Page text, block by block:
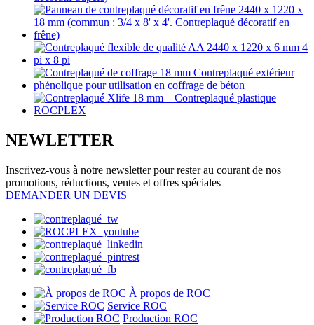
NEWLETTER
Inscrivez-vous à notre newsletter pour rester au courant de nos
promotions, réductions, ventes et offres spéciales
DEMANDER UN DEVIS
À propos de ROC
Service ROC
Production ROC